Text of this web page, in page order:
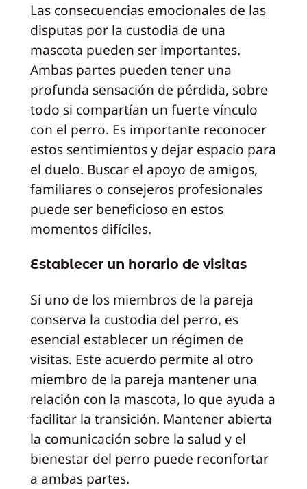
Las consecuencias emocionales de las
disputas por la custodia de una
mascota pueden ser importantes.
Ambas partes pueden tener una
profunda sensación de pérdida, sobre
todo si compartían un fuerte vínculo
con el perro. Es importante reconocer
estos sentimientos y dejar espacio para
el duelo. Buscar el apoyo de amigos,
familiares o consejeros profesionales
puede ser beneficioso en estos
momentos difíciles.
Establecer un horario de visitas
Si uno de los miembros de la pareja
conserva la custodia del perro, es
esencial establecer un régimen de
visitas. Este acuerdo permite al otro
miembro de la pareja mantener una
relación con la mascota, lo que ayuda a
facilitar la transición. Mantener abierta
la comunicación sobre la salud y el
bienestar del perro puede reconfortar
a ambas partes.